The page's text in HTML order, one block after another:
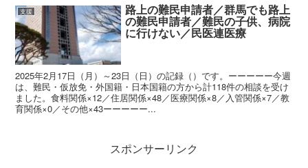
支援 路上の難民申請者／群馬でも路上
の難民申請者／難民の子供、病院
に行けない／民医連医療
2025年2月17日（月）～23日（日）の記録（）です。ーーーーー今週
は、難民・仮放免・外国籍・日本国籍の方から計118件の相談を受け
ました。食料関係×12／住居関係×48／医療関係×8／入管関係×7／教
育関係×0／その他×43ーーーーー...
スポンサーリンク